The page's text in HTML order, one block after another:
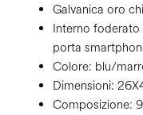
Galvanica oro
Interno
porta
Colore: blu/
Dimensioni:
Composizione: